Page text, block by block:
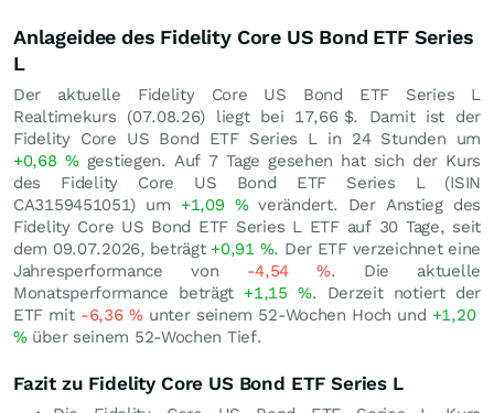
Anlageidee des Fidelity Core US Bond ETF Series
L
Der aktuelle Fidelity Core US Bond ETF Series L
Realtimekurs (07.08.26) liegt bei 17,66 $. Damit ist der
Fidelity Core US Bond ETF Series L in 24 Stunden um
+0,68 %gestiegen. Auf 7 Tage gesehen hat sich der Kurs
des Fidelity Core US Bond ETF Series L (ISIN
CA3159451051) um +1,09 %verändert. Der Anstieg des
Fidelity Core US Bond ETF Series L ETF auf 30 Tage, seit
dem 09.07.2026, beträgt +0,91 %. Der ETF verzeichnet eine
Jahresperformance von -4,54%. Die aktuelle
Monatsperformance beträgt +1,15 %. Derzeit notiert der
ETF mit -6,36 %unter seinem 52-Wochen Hoch und +1,20
%über seinem 52-Wochen Tief.
Fazit zu Fidelity Core US Bond ETF Series L